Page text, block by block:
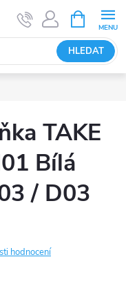
HLEDAT
NÁKUPNÍ
KOŠÍK
TAKE
Bílá
/ D03
hodnocení